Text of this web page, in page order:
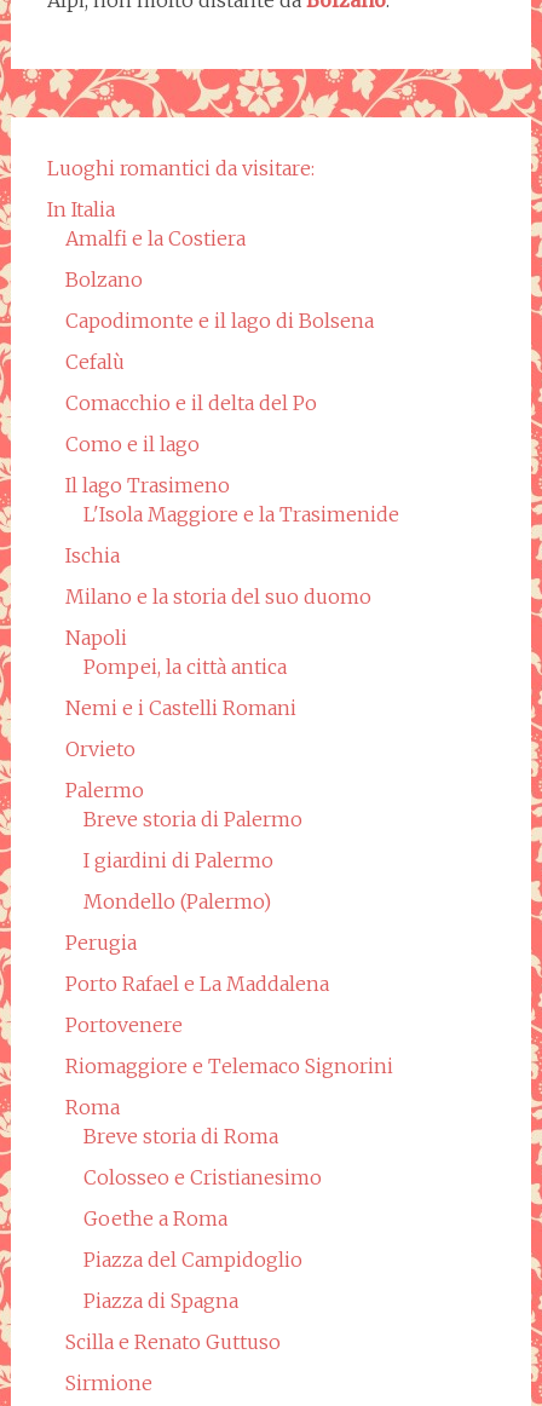
Luoghi romantici da visitare:
In Italia
Amalfi e la Costiera
Bolzano
Capodimonte e il lago di Bolsena
Cefalù
Comacchio e il delta del Po
Como e il lago
Il lago Trasimeno
L'Isola Maggiore e la Trasimenide
Ischia
Milano e la storia del suo duomo
Napoli
Pompei, la città antica
Nemi e i Castelli Romani
Orvieto
Palermo
Breve storia di Palermo
I giardini di Palermo
Mondello (Palermo)
Perugia
Porto Rafael e La Maddalena
Portovenere
Riomaggiore e Telemaco Signorini
Roma
Breve storia di Roma
Colosseo e Cristianesimo
Goethe a Roma
Piazza del Campidoglio
Piazza di Spagna
Scilla e Renato Guttuso
Sirmione